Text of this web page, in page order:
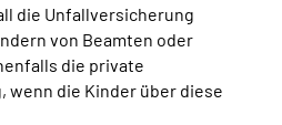
die Unfallversicherung
von Beamten oder
die private
wenn die Kinder über diese